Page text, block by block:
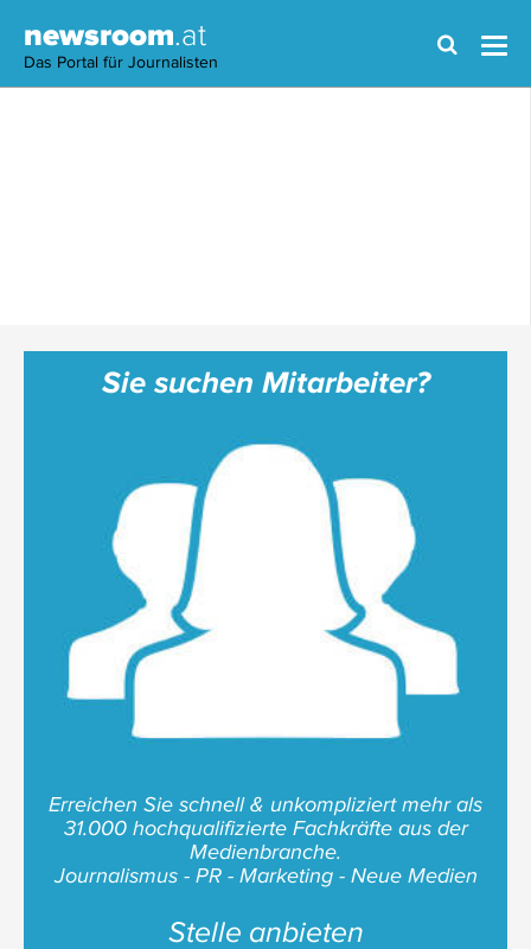
newsroom.at
Das Portal für Journalisten
Sie suchen Mitarbeiter?
Erreichen Sie schnell & unkompliziert mehr als
31.000 hochqualifizierte Fachkräfte aus der
Medienbranche.
Journalismus - PR - Marketing - Neue Medien
Stelle anbieten